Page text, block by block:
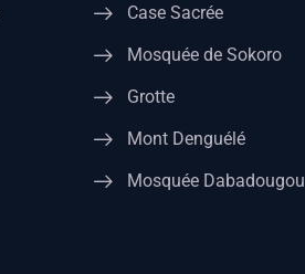
Case Sacrée
Mosquée de Sokoro
Grotte
Mont Denguélé
Mosquée Dabadougou